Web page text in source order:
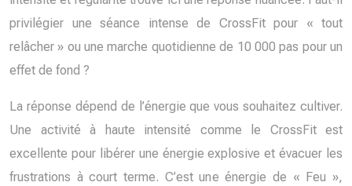
privilégier une séance intense de CrossFit pour « tout
relâcher » ou une marche quotidienne de 10 000 pas pour un
effet de fond ?
La réponse dépend de l’énergie que vous souhaitez cultiver.
Une activité à haute intensité comme le CrossFit est
excellente pour libérer une énergie explosive et évacuer les
frustrations à court terme. C’est une énergie de « Feu »,